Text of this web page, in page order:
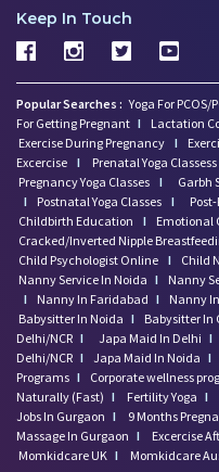
Keep In Touch
Popular Searches : Yoga For PCOS/
For Getting Pregnant I Lactation
Exercise During Pregnancy I
Excercise I Prenatal Yoga Classess
Pregnancy Yoga Classes I Garbh
I
Postnatal Yoga Classes I
Childbirth Education
I Emotional
Cracked/Inverted Nipple
Child Psychologist Online I Child
Nanny Service In Noida I Nanny
I
Nanny In Faridabad I Nanny
Babysitter In Noida I Babysitter In
Delhi/NCR I Japa Maid In Delhi I
Delhi/NCR I Japa Maid In Noida I
Programs I Corporate wellness
Naturally (Fast) I Fertility Yoga I
Jobs In Gurgaon I 9 Months
Massage In Gurgaon I Excercise
Momkidcare UK I Momkidcare